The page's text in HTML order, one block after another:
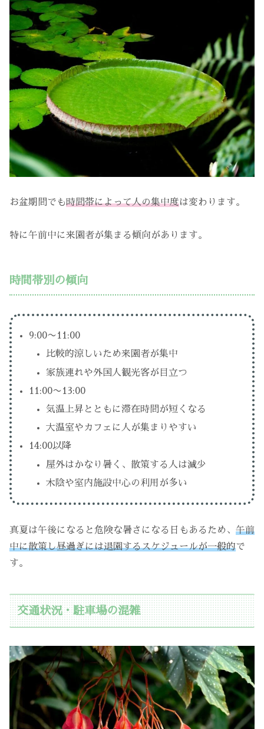
お盆期間でも時間帯によって人の集中度は変わります。
特に午前中に来園者が集まる傾向があります。
時間帯別の傾向
9:00〜11:00
比較的涼しいため来園者が集中
家族連れや外国人観光客が目立つ
11:00〜13:00
気温上昇とともに滞在時間が短くなる
大温室やカフェに人が集まりやすい
14:00以降
屋外はかなり暑く、散策する人は減少
木陰や室内施設中心の利用が多い
真夏は午後になると危険な暑さになる日もあるため、 午前
中に散策し昼過ぎには退園するスケジュールが一般的で
す。
交通状況・駐車場の混雑